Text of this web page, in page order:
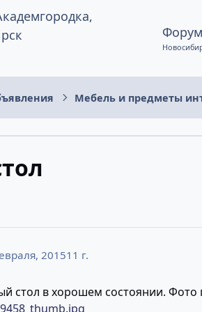
Мебель и предметы
201511 г.
стол в хорошем состоянии. Фото